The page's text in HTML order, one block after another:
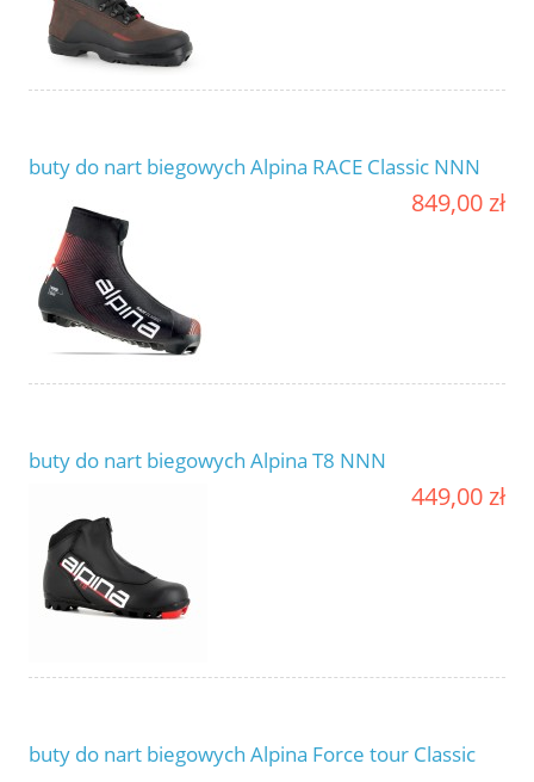
buty do nart biegowych Alpina RACE Classic NNN
849,00 zł
buty do nart biegowych Alpina T8 NNN
449,00 zł
buty do nart biegowych Alpina Force tour Classic